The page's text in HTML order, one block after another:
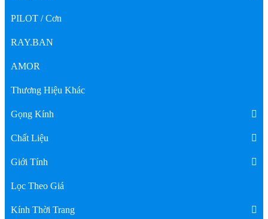
PILOT / Cơn
RAY.BAN
AMOR
Thương Hiệu Khác
Gọng Kính
Chất Liệu
Giới Tính
Lọc Theo Giá
Kính Thời Trang